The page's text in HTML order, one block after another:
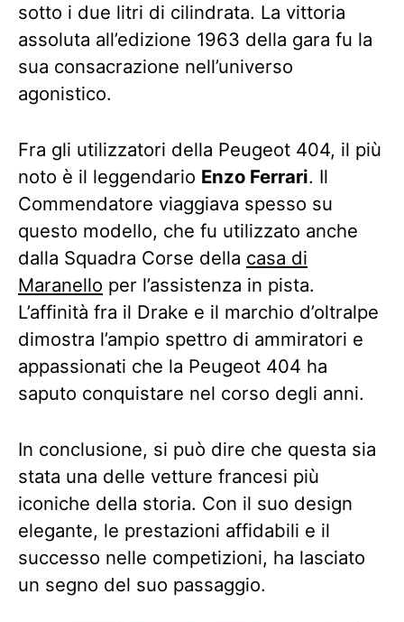
sotto i due litri di cilindrata. La vittoria
assoluta all’edizione 1963 della gara fu la
sua consacrazione nell’universo
agonistico.
Fra gli utilizzatori della Peugeot 404, il più
noto è il leggendario Enzo Ferrari. Il
Commendatore viaggiava spesso su
questo modello, che fu utilizzato anche
dalla Squadra Corse della casa di
Maranello per l’assistenza in pista.
L’affinità fra il Drake e il marchio d’oltralpe
dimostra l’ampio spettro di ammiratori e
appassionati che la Peugeot 404 ha
saputo conquistare nel corso degli anni.
In conclusione, si può dire che questa sia
stata una delle vetture francesi più
iconiche della storia. Con il suo design
elegante, le prestazioni affidabili e il
successo nelle competizioni, ha lasciato
un segno del suo passaggio.